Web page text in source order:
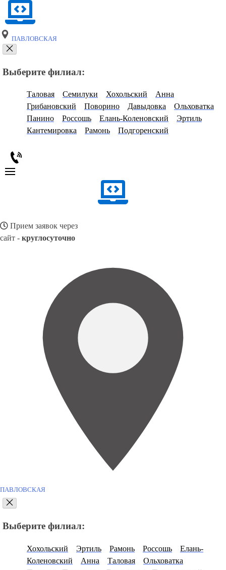
ПАВЛОВСКАЯ
Выберите филиал:
Таловая Семилуки Хохольский
Анна
Грибановский
Поворино Давыдовка
Ольховатка
Панино
Россошь Елань-Коленовский
Эртиль
Кантемировка
Рамонь Подгоренский
Прием заявок через
сайт - круглосуточно
ПАВЛОВСКАЯ
Выберите филиал:
Хохольский Эртиль Рамонь Россошь
Елань-
Коленовский
Анна Таловая
Ольховатка